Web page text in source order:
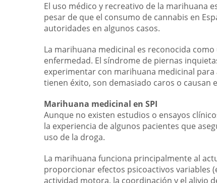
El uso médico y recreativo de la marihuana
pesar de que el consumo de cannabis en
autoridades en algunos casos.
La marihuana medicinal es reconocida
enfermedad. El síndrome de piernas
experimentar con marihuana medicinal
tienen éxito, son demasiado caros o causan
Marihuana medicinal en SPI
Aunque no existen estudios o ensayos
la experiencia de algunos pacientes que
uso de la droga.
La marihuana funciona principalmente al
proporcionar efectos psicoactivos variables
actividad motora, la coordinación y el alivio